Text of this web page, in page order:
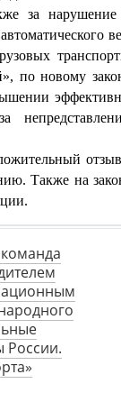
за
по новому
Также на
России.